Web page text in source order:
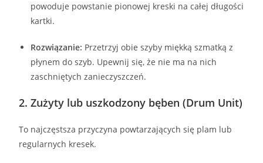
powoduje powstanie pionowej kreski na całej długości
kartki.
Rozwiązanie: Przetrzyj obie szyby miękką szmatką z
płynem do szyb. Upewnij się, że nie ma na nich
zaschniętych zanieczyszczeń.
2. Zużyty lub uszkodzony bęben (Drum Unit)
To najczęstsza przyczyna powtarzających się plam lub
regularnych kresek.